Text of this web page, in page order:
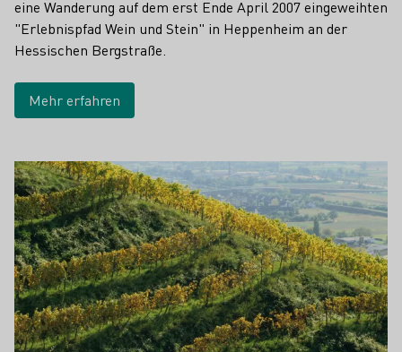
eine Wanderung auf dem erst Ende April 2007 eingeweihten
"Erlebnispfad Wein und Stein" in Heppenheim an der
Hessischen Bergstraße.
Mehr erfahren